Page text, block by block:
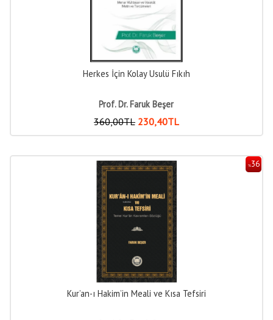
Herkes İçin Kolay Usulü Fıkıh
Prof. Dr. Faruk Beşer
360,00TL 230,40TL
%36
Kur’an-ı Hakim’in Meali ve Kısa Tefsiri